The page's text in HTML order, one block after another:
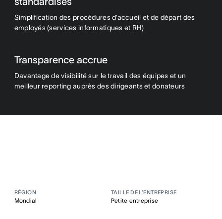
Simplification des procédures d’accueil et de départ des
employés (services informatiques et RH)
Transparence accrue
Davantage de visibilité sur le travail des équipes et un
meilleur reporting auprès des dirigeants et donateurs
RÉGION
Mondial
TAILLE DE L’ENTREPRISE
Petite entreprise